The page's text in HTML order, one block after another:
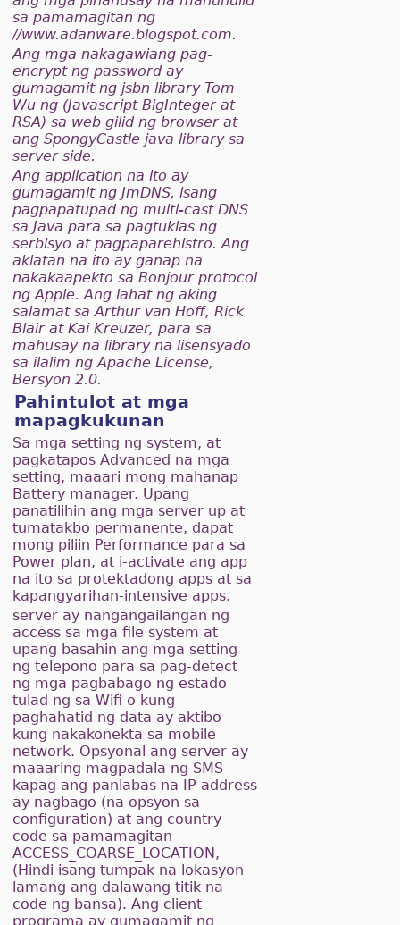
sa pamamagitan ng
//www.adanware.blogspot.com.
Ang mga nakagawiang pag-
encrypt ng password ay
gumagamit ng jsbn library Tom
Wu ng (Javascript BigInteger at
RSA) sa web gilid ng browser at
ang SpongyCastle java library sa
server side.
Ang application na ito ay
gumagamit ng JmDNS, isang
pagpapatupad ng multi-cast DNS
sa Java para sa pagtuklas ng
serbisyo at pagpaparehistro. Ang
aklatan na ito ay ganap na
nakakaapekto sa Bonjour protocol
ng Apple. Ang lahat ng aking
salamat sa Arthur van Hoff, Rick
Blair at Kai Kreuzer, para sa
mahusay na library na lisensyado
sa ilalim ng Apache License,
Bersyon 2.0.
Pahintulot at mga
mapagkukunan
Sa mga setting ng system, at
pagkatapos Advanced na mga
setting, maaari mong mahanap
Battery manager. Upang
panatilihin ang mga server up at
tumatakbo permanente, dapat
mong piliin Performance para sa
Power plan, at i-activate ang app
na ito sa protektadong apps at sa
kapangyarihan-intensive apps.
server ay nangangailangan ng
access sa mga file system at
upang basahin ang mga setting
ng telepono para sa pag-detect
ng mga pagbabago ng estado
tulad ng sa Wifi o kung
paghahatid ng data ay aktibo
kung nakakonekta sa mobile
network. Opsyonal ang server ay
maaaring magpadala ng SMS
kapag ang panlabas na IP address
ay nagbago (na opsyon sa
configuration) at ang country
code sa pamamagitan
ACCESS_COARSE_LOCATION,
(Hindi isang tumpak na lokasyon
lamang ang dalawang titik na
code ng bansa). Ang client
programa ay gumagamit ng